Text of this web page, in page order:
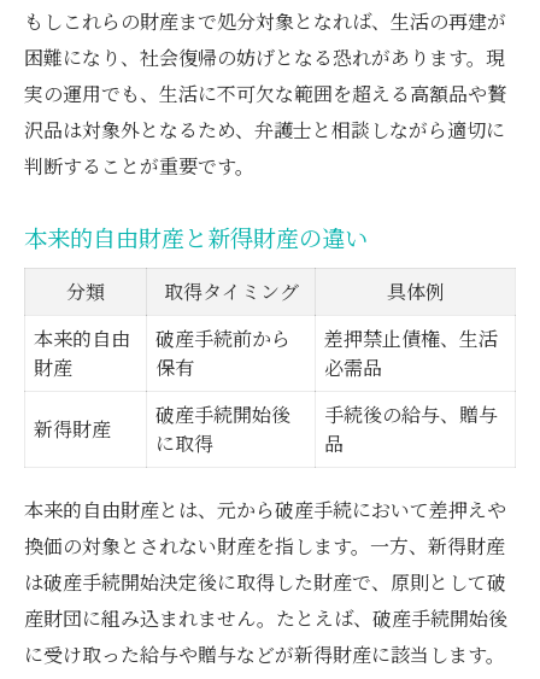
もしこれらの財産まで処分対象となれば、生活の再建が
困難になり、社会復帰の妨げとなる恐れがあります。現
実の運用でも、生活に不可欠な範囲を超える高額品や贅
沢品は対象外となるため、弁護士と相談しながら適切に
判断することが重要です。
本来的自由財産と新得財産の違い
分類 取得タイミング
具体例
本来的自由
財産
破産手続前から
保有
差押禁止債権、生活
必需品
新得財産
破産手続開始後
に取得
手続後の給与、贈与
品
本来的自由財産とは、元から破産手続において差押えや
換価の対象とされない財産を指します。一方、新得財産
は破産手続開始決定後に取得した財産で、原則として破
産財団に組み込まれません。たとえば、破産手続開始後
に受け取った給与や贈与などが新得財産に該当します。